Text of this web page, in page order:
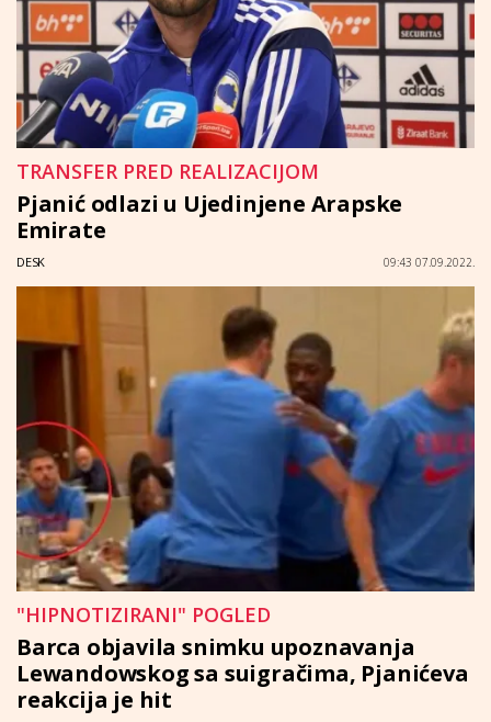
TRANSFER PRED REALIZACIJOM
Pjanić odlazi u Ujedinjene Arapske
Emirate
DESK 09:43 07.09.2022.
"HIPNOTIZIRANI" POGLED
Barca objavila snimku upoznavanja
Lewandowskog sa suigračima, Pjanićeva
reakcija je hit